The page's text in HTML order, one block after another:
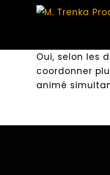
Oui, selon les
coordonner
animé